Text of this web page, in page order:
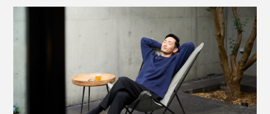
お手持ちのオットマンと組み合わせれば、快適さも一層
増しますよ。